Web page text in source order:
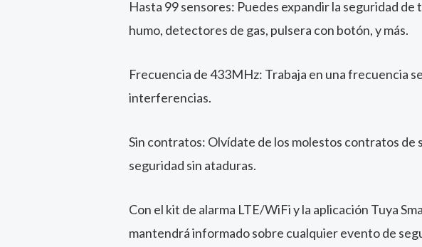
Hasta 99 sensores: Puedes expandir la seguridad
humo, detectores de gas, pulsera con botón, y más.
Frecuencia de 433MHz: Trabaja en una frecuencia
interferencias.
Sin contratos: Olvídate de los molestos contratos
seguridad sin ataduras.
Con el kit de alarma LTE/WiFi y la aplicación Tuya
mantendrá informado sobre cualquier evento de